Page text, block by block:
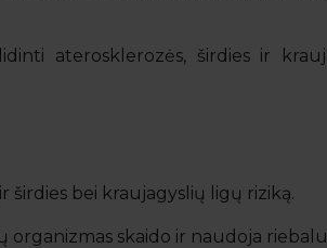
aterosklerozės, širdies ir
širdies bei kraujagyslių ligų riziką.
organizmas skaido ir naudoja